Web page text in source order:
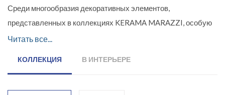
Среди многообразия декоративных элементов,
представленных в коллекциях KERAMA MARAZZI, особую
роль играют бордюры, благодаря своей форме получившие
декорированные металлом, платиной и перламутром, они
Читать все...
КОЛЛЕКЦИЯ В ИНТЕРЬЕРЕ